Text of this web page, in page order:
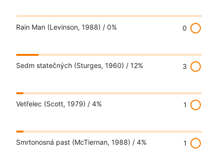
Rain Man (Levinson, 1988) / 0% 0 radio_button_unchecked
Sedm statečných (Sturges, 1960) / 12% 3 radio_button_unchecked
Vetřelec (Scott, 1979) / 4% 1 radio_button_unchecked
Smrtonosná past (McTiernan, 1988) / 4% 1 radio_button_unchecked